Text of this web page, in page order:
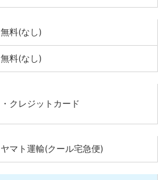
無料(なし)
無料(なし)
・クレジットカード
ヤマト運輸(クール宅急便)